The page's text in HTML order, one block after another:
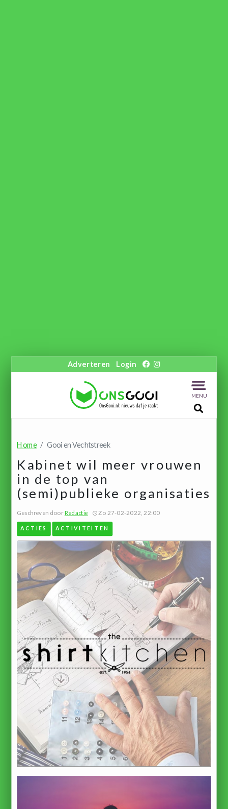
Adverteren Login
MENU
Home Gooi en Vechtstreek
Kabinet wil meer vrouwen
in de top van
(semi)publieke organisaties
Geschreven doorRedactie Zo 27-02-2022, 22:00
ACTIES ACTIVITEITEN